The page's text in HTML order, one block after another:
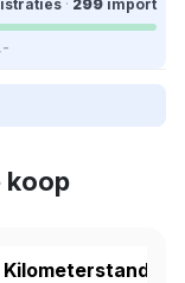
· 299 import
koop
Kilometerstand